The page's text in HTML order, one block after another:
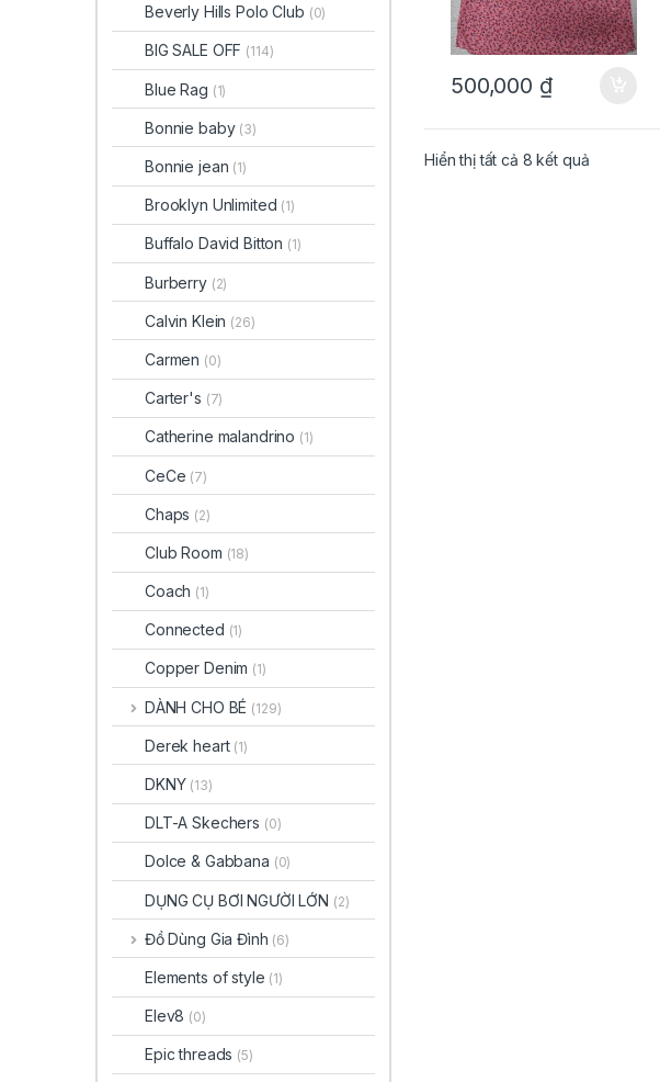
500,000 ₫
Hiển thị tất cả 8 kết quả
Beverly Hills Polo Club (0)
BIG SALE OFF (114)
Blue Rag (1)
Bonnie baby (3)
Bonnie jean (1)
Brooklyn Unlimited (1)
Buffalo David Bitton (1)
Burberry (2)
Calvin Klein (26)
Carmen (0)
Carter's (7)
Catherine malandrino (1)
CeCe (7)
Chaps (2)
Club Room (18)
Coach (1)
Connected (1)
Copper Denim (1)
DÀNH CHO BÉ (129)
Derek heart (1)
DKNY (13)
DLT-A Skechers (0)
Dolce & Gabbana (0)
DỤNG CỤ BƠI NGƯỜI LỚN (2)
Đồ Dùng Gia Đình (6)
Elements of style (1)
Elev8 (0)
Epic threads (5)